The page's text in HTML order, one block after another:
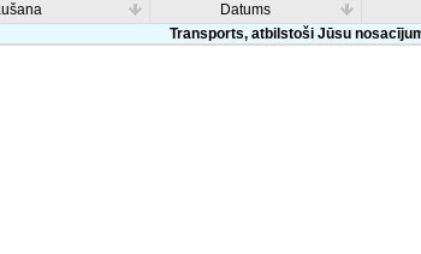
Datums
Transports, atbilstoši Jūsu